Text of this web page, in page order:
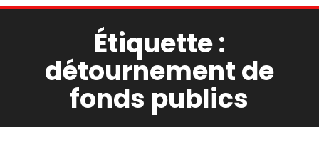
Étiquette :
détournement de
fonds publics